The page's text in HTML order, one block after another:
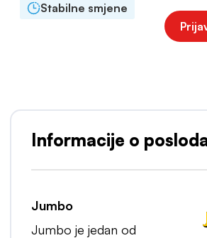
Stabilne smjene
Informacije o
Jumbo
Jumbo je jedan od